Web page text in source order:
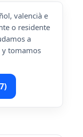
valencià e
o residente
a
y tomamos